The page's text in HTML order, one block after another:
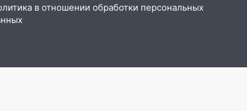
в отношении обработки персональных